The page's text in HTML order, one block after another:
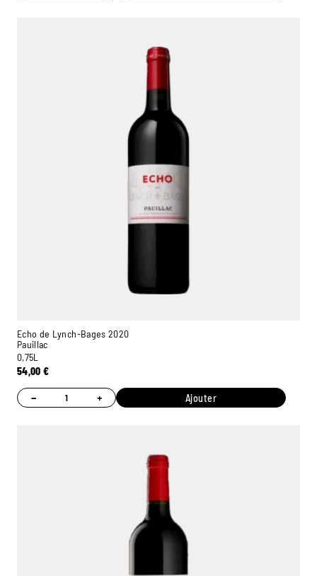
Echo de Lynch-Bages 2020
Pauillac
0,75L
54,00€
− + Ajouter